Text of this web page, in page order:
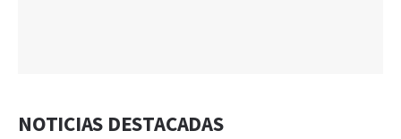
NOTICIAS DESTACADAS